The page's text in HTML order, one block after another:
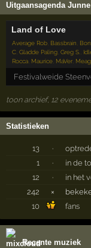
Uitgaansagenda Junne
Land of Love
Average Rob Bassbrain
C ,Gladde Paling ,Greg S.
Rocca Maurice MaVer
Festivalweide
toon archief, 12
Statistieken
13 ·
1
·
in de
12
·
in het
242
×
10
fans
Recente muziek